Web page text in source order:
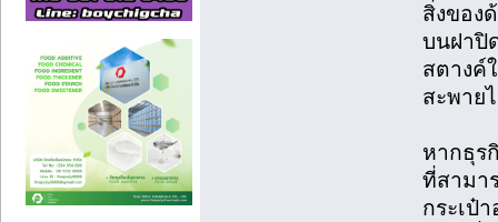
สิ่งของ
บนฝาปิ
สตางค์
สะพาย
หากธุร
ที่สามา
กระเป๋